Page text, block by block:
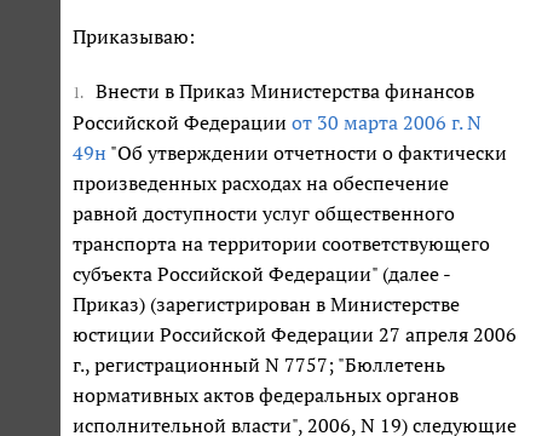
Приказываю:
1.
Внести в Приказ Министерства финансов
Российской Федерации от 30 марта 2006 г. N
49н "Об утверждении отчетности о фактически
произведенных расходах на обеспечение
равной доступности услуг общественного
транспорта на территории соответствующего
субъекта Российской Федерации" (далее -
Приказ) (зарегистрирован в Министерстве
юстиции Российской Федерации 27 апреля 2006
г., регистрационный N 7757; "Бюллетень
нормативных актов федеральных органов
исполнительной власти", 2006, N 19) следующие